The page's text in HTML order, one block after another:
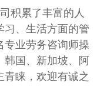
累了丰富的人
习、生活方面的管
专业劳务咨询师操
韩国、新加坡、阿
睐，欢迎有诚之